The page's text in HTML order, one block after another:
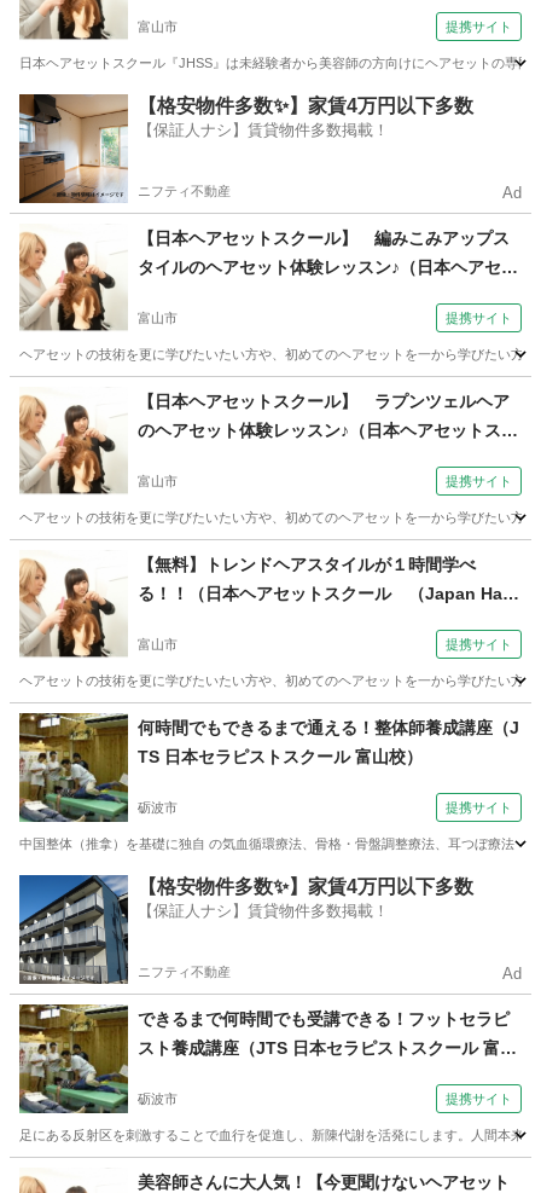
ながら学べる♪）
富山市 提携サイト
日本ヘアセットスクール『JHSS』は未経験者から美容師の方向けにヘアセットの専
富山 富山市 ヘアメイク
【格安物件多数✨】家賃4万円以下多数
【保証人ナシ】賃貸物件多数掲載！
ニフティ不動産 Ad
【日本ヘアセットスクール】 編みこみアップス
タイルのヘアセット体験レッスン♪（日本ヘアセッ
富山校】お仕事しながら学べる♪）
富山市 提携サイト
ヘアセットの技術を更に学びたいたい方や、初めてのヘアセットを一から学びたい方
ヘアメイク
【日本ヘアセットスクール】 ラプンツェルヘア
のヘアセット体験レッスン♪（日本ヘアセットスク
校】お仕事しながら学べる♪）
富山市 提携サイト
ヘアセットの技術を更に学びたいたい方や、初めてのヘアセットを一から学びたい方
ヘアメイク
【無料】トレンドヘアスタイルが１時間学べ
る！！（日本ヘアセットスクール （Japan Hair
べる♪）
富山市 提携サイト
ヘアセットの技術を更に学びたいたい方や、初めてのヘアセットを一から学びたい方
富山 富山市 ヘアメイク
何時間でもできるまで通える！整体師養成講座（J
TS 日本セラピストスクール 富山校）
砺波市 提携サイト
中国整体（推拿）を基礎に独自 の気血循環療法、骨格・骨盤調整療法、耳つぼ療法
砺波市 整体
【格安物件多数✨】家賃4万円以下多数
【保証人ナシ】賃貸物件多数掲載！
ニフティ不動産 Ad
できるまで何時間でも受講できる！フットセラピ
スト養成講座（JTS 日本セラピストスクール 富山
砺波市 提携サイト
足にある反射区を刺激することで血行を促進し、新陳代謝を活発にします。人間本来
リフレクソロジー
美容師さんに大人気！【今更聞けないヘアセット